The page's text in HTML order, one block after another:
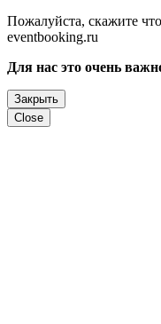
Пожалуйста, скажите
eventbooking.ru
Для нас это очень
Закрыть
Close